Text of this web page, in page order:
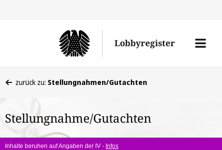
Lobbyregister
Menü
befinden
hier:
zurück zu: Stellungnahmen/Gutachten
Stellungnahme/Gutachten
Inhalte beruhen auf Angaben der IV - Infos